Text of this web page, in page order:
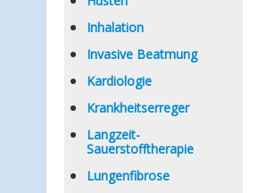
Inhalation
Invasive Beatmung
Kardiologie
Krankheitserreger
Langzeit-
Sauerstofftherapie
Lungenfibrose